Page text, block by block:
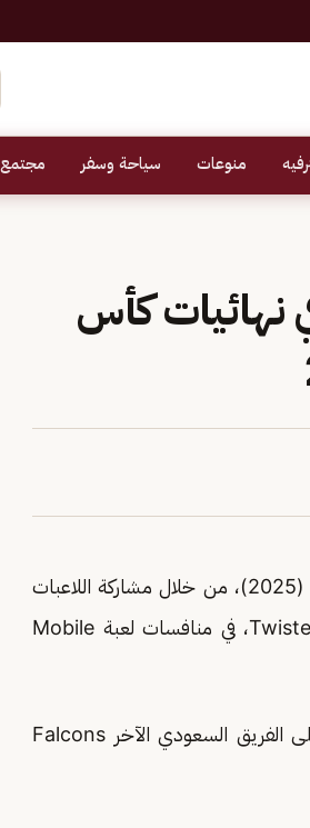
منوعات سياحة وسفر مجتمع
نهائيات كأس
لحظة تاريخية في بطولة كأس العالم للرياضات الإلكترونية (2025)، من خلال مشاركة اللاعبات
السعوديات Lynx و Lunar و Livin ضمن الفريق السعودي Twisted Minds، في منافسات لعبة Mobile
وتأهل الفريق من مرحلة المجموعات إلى مرحلة النهائيات بعد تغلبهم على الفريق السعودي الآخر Falcons